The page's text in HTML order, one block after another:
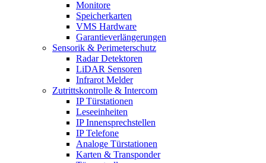
Monitore
Speicherkarten
VMS Hardware
Garantieverlängerungen
Sensorik & Perimeterschutz
Radar Detektoren
LiDAR Sensoren
Infrarot Melder
Zutrittskontrolle & Intercom
IP Türstationen
Leseeinheiten
IP Innensprechstellen
IP Telefone
Analoge Türstationen
Karten & Transponder